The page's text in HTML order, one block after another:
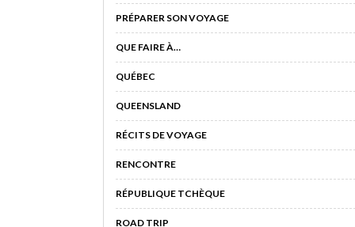
PRÉPARER SON VOYAGE
QUE FAIRE À…
QUÉBEC
QUEENSLAND
RÉCITS DE VOYAGE
RENCONTRE
RÉPUBLIQUE TCHÈQUE
ROAD TRIP